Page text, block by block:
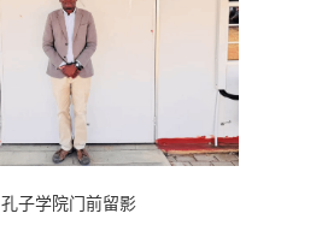
孔子学院门前留影